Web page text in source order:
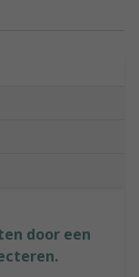
door een